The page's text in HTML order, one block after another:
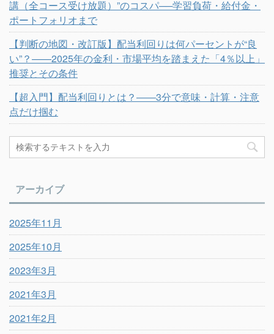
講（全コース受け放題）”のコスパ──学習負荷・給付金・
ポートフォリオまで
【判断の地図・改訂版】配当利回りは何パーセントが“良
い”？——2025年の金利・市場平均を踏まえた「4％以上」
推奨とその条件
【超入門】配当利回りとは？――3分で意味・計算・注意
点だけ掴む
アーカイブ
2025年11月
2025年10月
2023年3月
2021年3月
2021年2月